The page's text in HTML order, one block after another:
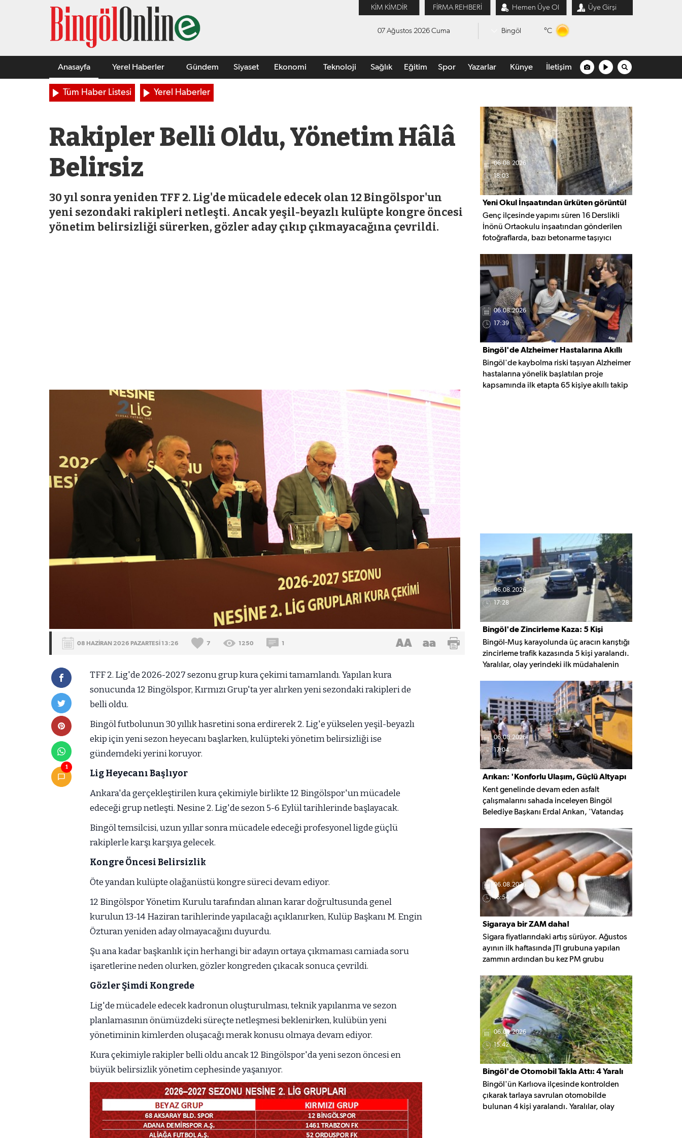
KİM KİMDİR FİRMA REHBERİ Hemen Üye Ol Üye Girşi
07 Ağustos 2026 Cuma Bingöl °C
Anasayfa Yerel Haberler Gündem Siyaset Ekonomi Teknoloji Sağlık Eğitim Spor Yazarlar Künye İletişim
Tüm Haber Listesi Yerel Haberler
Rakipler Belli Oldu, Yönetim Hâlâ
Belirsiz
30 yıl sonra yeniden TFF 2. Lig'de mücadele edecek olan 12 Bingölspor'un
yeni sezondaki rakipleri netleşti. Ancak yeşil-beyazlı kulüpte kongre öncesi
yönetim belirsizliği sürerken, gözler aday çıkıp çıkmayacağına çevrildi.
08 HAZİRAN 2026 PAZARTESİ 13:26 7 1250 1 AA aa
1
TFF 2. Lig'de 2026-2027 sezonu grup kura çekimi tamamlandı. Yapılan kura
sonucunda 12 Bingölspor, Kırmızı Grup'ta yer alırken yeni sezondaki rakipleri de
belli oldu.
Bingöl futbolunun 30 yıllık hasretini sona erdirerek 2. Lig'e yükselen yeşil-beyazlı
ekip için yeni sezon heyecanı başlarken, kulüpteki yönetim belirsizliği ise
gündemdeki yerini koruyor.
Lig Heyecanı Başlıyor
Ankara'da gerçekleştirilen kura çekimiyle birlikte 12 Bingölspor'un mücadele
edeceği grup netleşti. Nesine 2. Lig'de sezon 5-6 Eylül tarihlerinde başlayacak.
Bingöl temsilcisi, uzun yıllar sonra mücadele edeceği profesyonel ligde güçlü
rakiplerle karşı karşıya gelecek.
Kongre Öncesi Belirsizlik
Öte yandan kulüpte olağanüstü kongre süreci devam ediyor.
12 Bingölspor Yönetim Kurulu tarafından alınan karar doğrultusunda genel
kurulun 13-14 Haziran tarihlerinde yapılacağı açıklanırken, Kulüp Başkanı M. Engin
Özturan yeniden aday olmayacağını duyurdu.
Şu ana kadar başkanlık için herhangi bir adayın ortaya çıkmaması camiada soru
işaretlerine neden olurken, gözler kongreden çıkacak sonuca çevrildi.
Gözler Şimdi Kongrede
Lig'de mücadele edecek kadronun oluşturulması, teknik yapılanma ve sezon
planlamasının önümüzdeki süreçte netleşmesi beklenirken, kulübün yeni
yönetiminin kimlerden oluşacağı merak konusu olmaya devam ediyor.
Kura çekimiyle rakipler belli oldu ancak 12 Bingölspor'da yeni sezon öncesi en
büyük belirsizlik yönetim cephesinde yaşanıyor.
06.08.2026
18:03
Yeni Okul İnşaatından ürküten görüntü!
Genç ilçesinde yapımı süren 16 Derslikli
İnönü Ortaokulu inşaatından gönderilen
fotoğraflarda, bazı betonarme taşıyıcı
donatı demirleri görülüyor. Görüntüler,
yapı kalitesine ilişkin soru işaretleri
oluştururken, yetkili kurumların teknik
inceleme yapması çağrısı yapıldı.
06.08.2026
17:39
Bingöl'de Alzheimer Hastalarına Akıllı
Takip Desteği
Bingöl'de kaybolma riski taşıyan Alzheimer
hastalarına yönelik başlatılan proje
kapsamında ilk etapta 65 kişiye akıllı takip
06.08.2026
17:28
Bingöl'de Zincirleme Kaza: 5 Kişi
Yaralandı
Bingöl-Muş karayolunda üç aracın karıştığı
zincirleme trafik kazasında 5 kişi yaralandı.
Yaralılar, olay yerindeki ilk müdahalenin
06.08.2026
17:04
Arıkan: 'Konforlu Ulaşım, Güçlü Altyapı
İçin Çalışıyoruz'
Kent genelinde devam eden asfalt
çalışmalarını sahada inceleyen Bingöl
Belediye Başkanı Erdal Arıkan, 'Vatandaş
hayatına kattığı konforu hatırlar' diyerek,
ulaşım yatırımlarında kalıcı ve güvenli
çözümleri öncelediklerini söyledi. Arıkan,
bu sezon yaklaşık 40 bin ton asfalt serimi
gerçekleştirileceğini belirtti.
06.08.2026
16:54
Sigaraya bir ZAM daha!
Sigara fiyatlarındaki artış sürüyor. Ağustos
ayının ilk haftasında JTI grubuna yapılan
zammın ardından bu kez PM grubu
gruptaki en ucuz sigara 120 TL, en pahalı
sigara ise 140 TL'ye yükseldi.
06.08.2026
15:42
Bingöl'de Otomobil Takla Attı: 4 Yaralı
Bingöl'ün Karlıova ilçesinde kontrolden
çıkarak tarlaya savrulan otomobilde
bulunan 4 kişi yaralandı. Yaralılar, olay